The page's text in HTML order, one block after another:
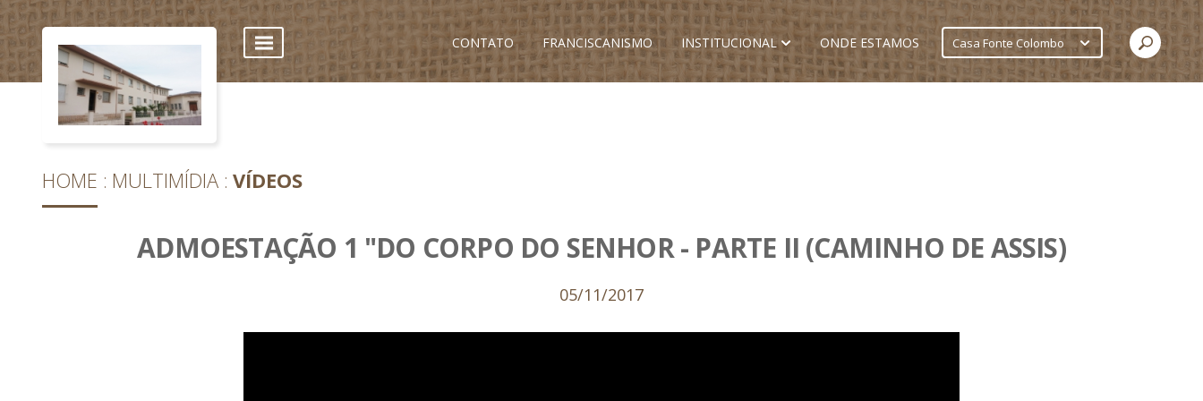
CONTATO FRANCISCANISMO INSTITUCIONAL ONDE ESTAMOS Casa Fonte Colombo
HOME MULTIMÍDIA VÍDEOS
ADMOESTAÇÃO 1 "DO CORPO DO SENHOR - PARTE II (CAMINHO DE ASSIS)
05/11/2017